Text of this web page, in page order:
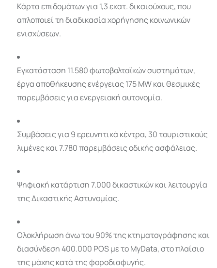
Κάρτα επιδομάτων για 1,3 εκατ. δικαιούχους, που
απλοποιεί τη διαδικασία χορήγησης κοινωνικών
ενισχύσεων.
Εγκατάσταση 11.580 φωτοβολταϊκών συστημάτων,
έργα αποθήκευσης ενέργειας 175 MW και θεσμικές
παρεμβάσεις για ενεργειακή αυτονομία.
Συμβάσεις για 9 ερευνητικά κέντρα, 30 τουριστικούς
λιμένες και 7.780 παρεμβάσεις οδικής ασφάλειας.
Ψηφιακή κατάρτιση 7.000 δικαστικών και λειτουργία
της Δικαστικής Αστυνομίας.
Ολοκλήρωση άνω του 90% της κτηματογράφησης και
διασύνδεση 400.000 POS με το MyData, στο πλαίσιο
της μάχης κατά της φοροδιαφυγής.